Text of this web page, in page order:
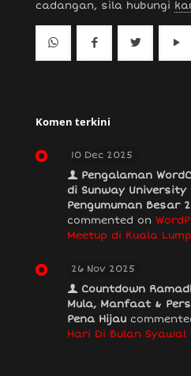
cadangan, sila hubungi
Komen terkini
10 Dec 2025
Pengalaman
di Sunway University
Pengumuman Besar
commented on
Meetup di Kuala
26 Nov 2025
Countdown
Mula, Manfaat &
Pena Hijau
Hari Di Bulan Syawal